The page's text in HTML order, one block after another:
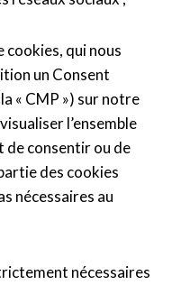
cookies, qui nous
un Consent
« CMP ») sur notre
l’ensemble
de consentir ou de
des cookies
nécessaires au
nécessaires